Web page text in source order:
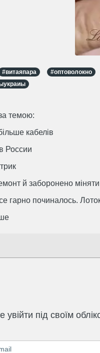
#витаяпара #оптоволокно
за темою:
кабелів
России
й заборонено міняти
гарно починалось.
увійти під своїм